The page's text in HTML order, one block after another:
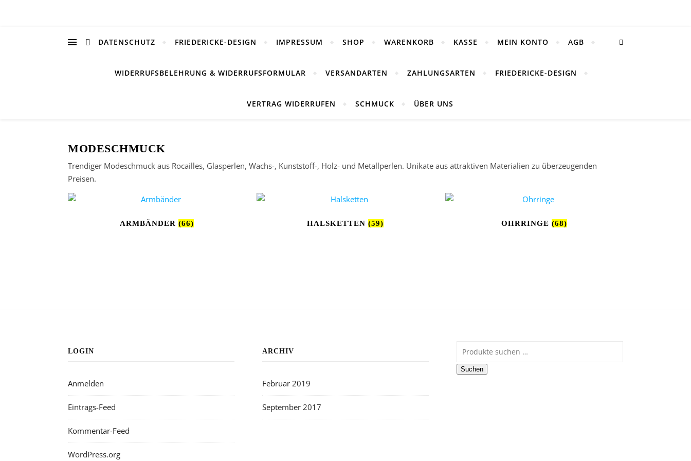
DATENSCHUTZ FRIEDERICKE-DESIGN IMPRESSUM SHOP WARENKORB KASSE MEIN KONTO AGB
WIDERRUFSBELEHRUNG & WIDERRUFSFORMULAR VERSANDARTEN ZAHLUNGSARTEN FRIEDERICKE-DESIGN
VERTRAG WIDERRUFEN SCHMUCK ÜBER UNS
MODESCHMUCK
Trendiger Modeschmuck aus Rocailles, Glasperlen, Wachs-, Kunststoff-, Holz- und Metallperlen. Unikate aus attraktiven Materialien zu überzeugenden
Preisen.
ARMBÄNDER (66) HALSKETTEN(59) OHRRINGE(68)
LOGIN
Anmelden
Eintrags-Feed
Kommentar-Feed
WordPress.org
ARCHIV
Februar 2019
September 2017
Suchen nach:
Suchen